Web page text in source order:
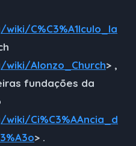
C%C3%A1lculo_la
Alonzo_Church> ,
fundações da
Ci%C3%AAncia_d
> .